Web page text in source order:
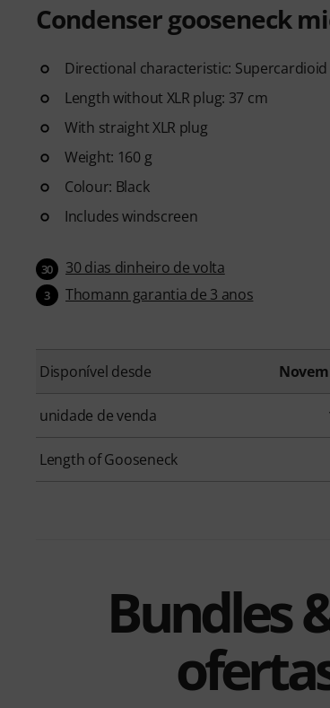
Condenser gooseneck
Directional characteristic: Supercardioid
Length without XLR plug: 37 cm
With straight XLR plug
Weight: 160 g
Colour: Black
Includes windscreen
30 30 dias dinheiro de volta
3 Thomann garantia de 3 anos
Disponível desde
unidade de venda
Length of Gooseneck
Bundles